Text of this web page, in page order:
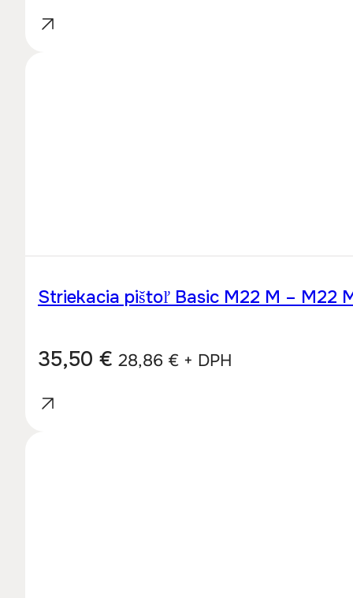
Striekacia pištoľ Basic M22 M – M22
35,50 € 28,86 € + DPH